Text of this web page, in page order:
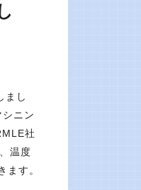
まし
ニン
社
温度
ます。